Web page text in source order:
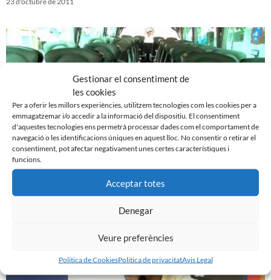
Gestionar el consentiment de
les cookies
Per a oferir les millors experiències, utilitzem tecnologies com les cookies per a
emmagatzemar i/o accedir a la informació del dispositiu. El consentiment
d'aquestes tecnologies ens permetrà processar dades com el comportament de
navegació o les identificacions úniques en aquest lloc. No consentir o retirar el
consentiment, pot afectar negativament unes certes característiques i
funcions.
Acceptar totes
Denegar
Veure preferències
Politica de CookiesPolitica de privacitatAvis Legal
Presentat el nou autocar oficial de l´equip